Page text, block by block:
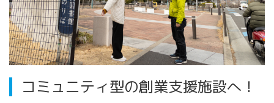
コミュニティ型の創業支援施設へ！